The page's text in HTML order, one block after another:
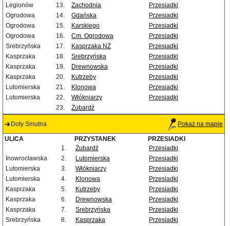
Legionów
13. Zachodnia
Przesiadki
Ogrodowa
14. Gdańska
Przesiadki
Ogrodowa
15. Karskiego
Przesiadki
Ogrodowa
16. Cm. Ogrodowa
Przesiadki
Srebrzyńska
17. Kasprzaka NŻ
Przesiadki
Kasprzaka
18. Srebrzyńska
Przesiadki
Kasprzaka
19. Drewnowska
Przesiadki
Kasprzaka
20. Kutrzeby
Przesiadki
Lutomierska
21. Klonowa
Przesiadki
Lutomierska
22. Włókniarzy
Przesiadki
23.
Żubardź
Doły Smutna Pokaż na mapie
ULICA PRZYSTANEK
PRZESIADKI
1.
Żubardź
Przesiadki
Inowrocławska
2. Lutomierska
Przesiadki
Lutomierska
3. Włókniarzy
Przesiadki
Lutomierska
4. Klonowa
Przesiadki
Kasprzaka
5. Kutrzeby
Przesiadki
Kasprzaka
6. Drewnowska
Przesiadki
Kasprzaka
7. Srebrzyńska
Przesiadki
Srebrzyńska
8. Kasprzaka Przesiadki